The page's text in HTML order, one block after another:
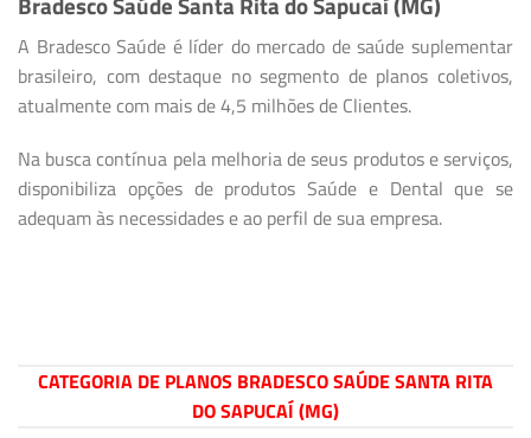
A Bradesco Saúde é líder do mercado de saúde suplementar
brasileiro, com destaque no segmento de planos coletivos,
atualmente com mais de 4,5 milhões de Clientes.
Na busca contínua pela melhoria de seus produtos e serviços,
disponibiliza opções de produtos Saúde e Dental que se
adequam às necessidades e ao perfil de sua empresa.
CATEGORIA DE PLANOS BRADESCO SAÚDE SANTA RITA
DO SAPUCAÍ (MG)